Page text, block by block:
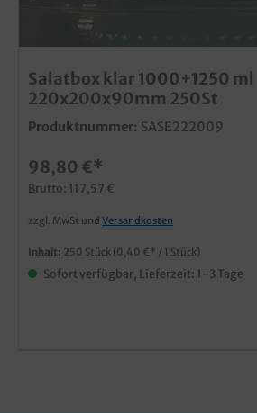
Salatbox klar 1000+1250 ml
220x200x90mm 250St
Produktnummer: SASE222009
98,80 €*
Brutto: 117,57 €
zzgl. MwSt und Versandkosten
Inhalt: 250 Stück (0,40 €* / 1 Stück)
Sofort verfügbar, Lieferzeit: 1-3 Tage